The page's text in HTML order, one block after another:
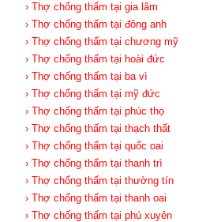
› Thợ chống thấm tại gia lâm
› Thợ chống thấm tại đông anh
› Thợ chống thấm tại chương mỹ
› Thợ chống thấm tại hoài đức
› Thợ chống thấm tại ba vì
› Thợ chống thấm tại mỹ đức
› Thợ chống thấm tại phúc thọ
› Thợ chống thấm tại thạch thất
› Thợ chống thấm tại quốc oai
› Thợ chống thấm tại thanh trì
› Thợ chống thấm tại thường tín
› Thợ chống thấm tại thanh oai
› Thợ chống thấm tại phú xuyên